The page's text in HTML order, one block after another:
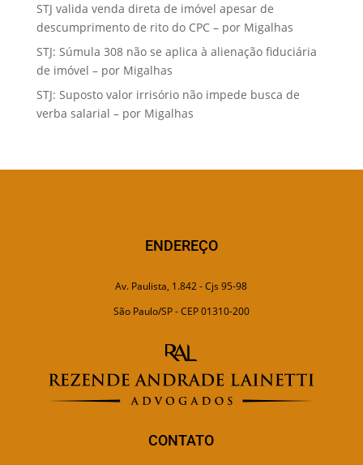
STJ valida venda direta de imóvel apesar de
descumprimento de rito do CPC – por Migalhas
STJ: Súmula 308 não se aplica à alienação fiduciária
de imóvel – por Migalhas
STJ: Suposto valor irrisório não impede busca de
verba salarial – por Migalhas
ENDEREÇO
Av. Paulista, 1.842 - Cjs 95-98
São Paulo/SP - CEP 01310-200
CONTATO